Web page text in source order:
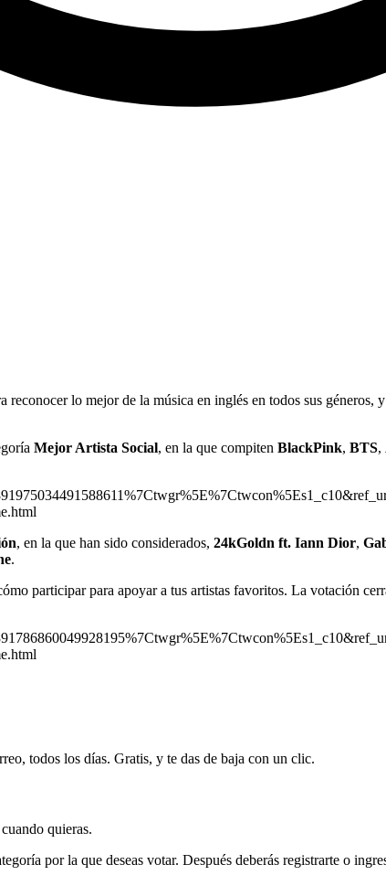
reconocer lo mejor de la música en inglés en todos sus
Mejor Artista Social, en la que compiten BlackPink, BTS,
, en la que han sido considerados, 24kGoldn ft. Iann Dior,
.
participar para apoyar a tus artistas favoritos. La votación
todos los días. Gratis, y te das de baja con un clic.
quieras.
por la que deseas votar. Después deberás registrarte o